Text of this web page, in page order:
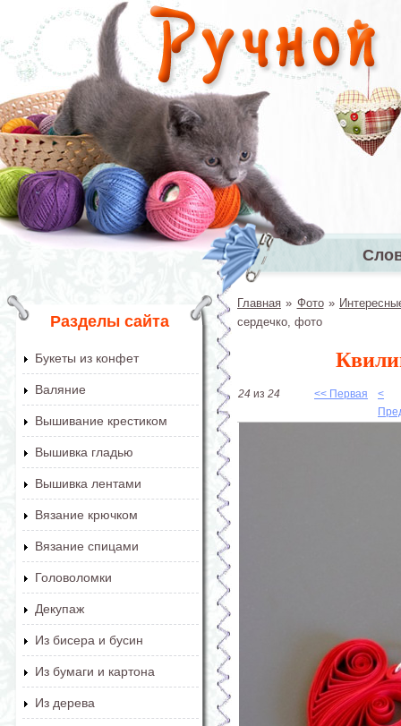
Перейти к основному содержанию
Главное
Разделы сайта
Букеты из конфет
Валяние
Вышивание крестиком
Вышивка гладью
Вышивка лентами
Вязание крючком
Вязание спицами
Головоломки
Декупаж
Из бисера и бусин
Из бумаги и картона
Из дерева
Вы здесь
Главная » Фото »
сердечко, фото
24 из 24 << Первая
<